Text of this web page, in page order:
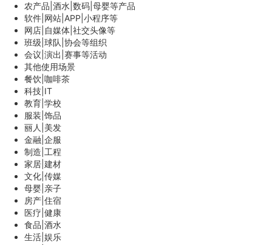
农产品|酒水|数码|母婴等产品
软件|网站|APP|小程序等
网店|自媒体|社交头像等
班级|球队|协会等组织
会议|演出|赛事等活动
其他使用场景
餐饮|咖啡茶
科技|IT
教育|学校
服装|饰品
丽人|美发
金融|企服
制造|工程
家居|建材
文化|传媒
母婴|亲子
房产|住宿
医疗|健康
食品|酒水
生活|娱乐